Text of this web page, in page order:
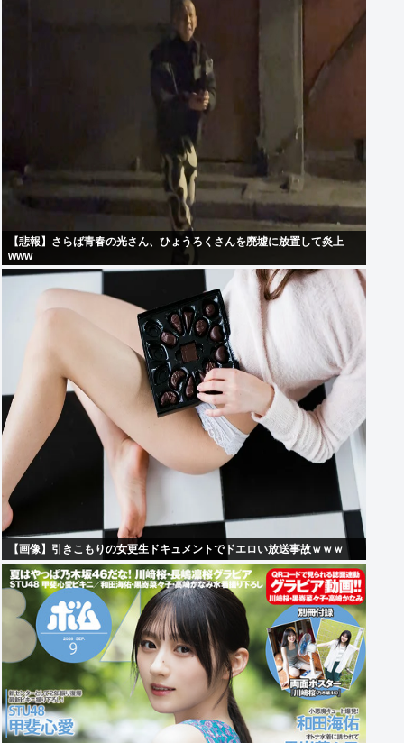
【悲報】さらば青春の光さん、ひょうろくさんを廃墟に放置して炎上
www
【画像】引きこもりの女更生ドキュメントでドエロい放送事故ｗｗｗ